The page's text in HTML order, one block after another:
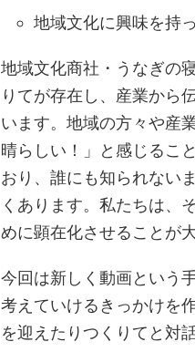
地域文化に興味を持
地域文化商社・うなぎの
りてが存在し、産業から
います。地域の方々や産
晴らしい！」と感じるこ
おり、誰にも知られない
くあります。私たちは、
めに顕在化させることが
今回は新しく動画という
考えていけるきっかけを
を迎えたりつくりてと対